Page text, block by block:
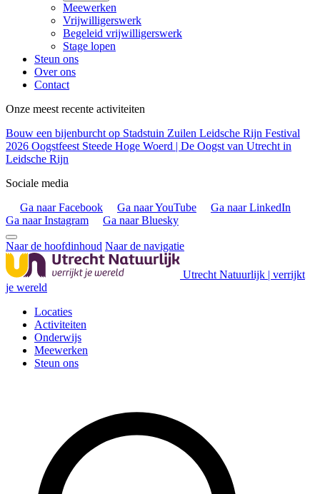
Meewerken
Vrijwilligerswerk
Begeleid vrijwilligerswerk
Stage lopen
Steun ons
Over ons
Contact
Onze meest recente activiteiten
Bouw een bijenburcht op Stadstuin Zuilen Leidsche Rijn Festival
2026 Oogstfeest Steede Hoge Woerd | De Oogst van Utrecht in
Leidsche Rijn
Sociale media
Ga naar Facebook
Ga naar YouTube
Ga naar LinkedIn
Ga naar Instagram
Ga naar Bluesky
Naar de hoofdinhoud Naar de navigatie
Utrecht Natuurlijk | verrijkt
je wereld
Locaties
Activiteiten
Onderwijs
Meewerken
Steun ons